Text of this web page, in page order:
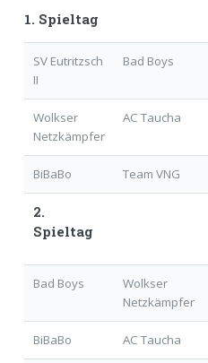
1. Spieltag
SV Eutritzsch
II
Bad Boys
Wolkser
Netzkämpfer
AC Taucha
BiBaBo Team VNG
2.
Spieltag
Bad Boys
Wolkser
Netzkämpfer
BiBaBo AC Taucha